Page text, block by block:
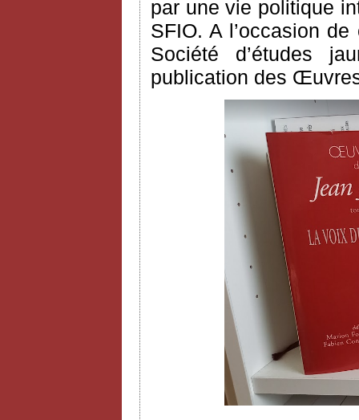
par une vie politique
SFIO. A l’occasion
Société d’études
publication des